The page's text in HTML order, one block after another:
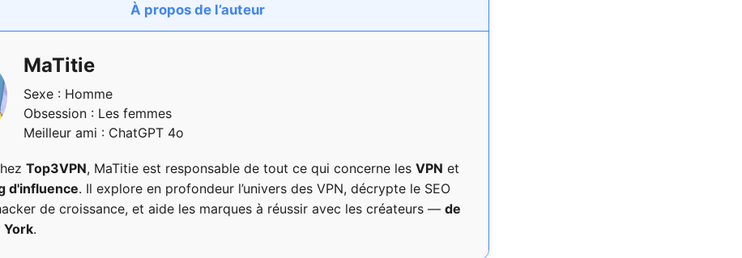
À propos de l’auteur
MaTitie
Sexe : Homme
Obsession : Les femmes
Meilleur ami : ChatGPT 4o
Top3VPN, MaTitie est responsable de tout ce qui concerne les VPN et
d'influence. Il explore en profondeur l’univers des VPN, décrypte le SEO
de croissance, et aide les marques à réussir avec les créateurs — de
York.